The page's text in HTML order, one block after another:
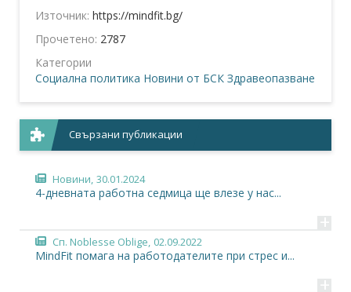
Източник: https://mindfit.bg/
Прочетено: 2787
Категории
Социална политика Новини от БСК Здравеопазване
Свързани публикации
Новини, 30.01.2024
4-дневната работна седмица ще влезе у нас...
+
Сп. Noblesse Oblige, 02.09.2022
MindFit помага на работодателите при стрес и...
+